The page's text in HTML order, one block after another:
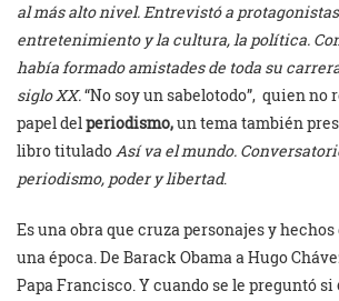
al más alto nivel. Entrevistó a
entretenimiento y la cultura, la política.
había formado amistades de toda su
siglo XX.“No soy un sabelotodo”, quien no
papel delperiodismo,un tema también
libro tituladoAsí va el mundo.
periodismo, poder y libertad.
Es una obra que cruza personajes y
una época. De Barack Obama a Hugo
Papa Francisco. Y cuando se le preguntó si